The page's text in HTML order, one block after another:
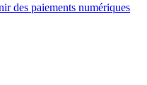
des paiements numériques